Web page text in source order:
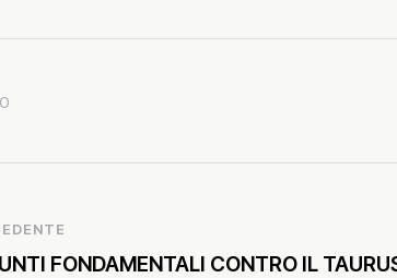
0
FONDAMENTALI CONTRO IL